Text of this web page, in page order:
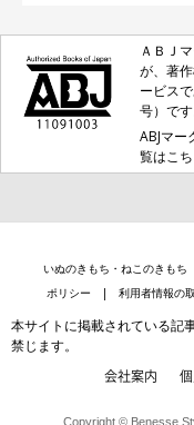
ＡＢＪ
が、著
ービス
号）です
ABJマー
覧はこ
いぬのきもち・ねこのきもち
ポリシー
利用者情報の
本サイトに掲載されている記
禁じます。
会社案内
Copyright © Benesse